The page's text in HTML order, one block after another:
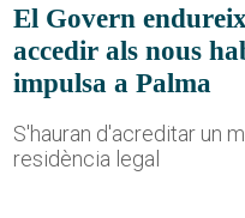
El Govern
accedir als nous
impulsa a Palma
S'hauran d'acreditar un
residència legal